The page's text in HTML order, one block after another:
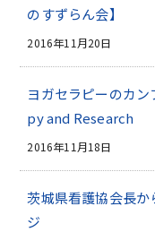
のすずらん会】
2016年11月20日
ヨガセラピーのカ
py and Research
2016年11月18日
茨城県看護協会長か
ジ